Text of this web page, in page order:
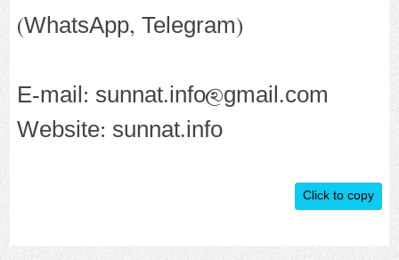
(WhatsApp, Telegram)
E-mail: sunnat.info@gmail.com
Website: sunnat.info
Click to copy